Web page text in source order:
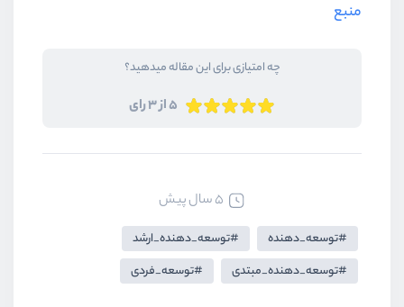
منبع
چه امتیازی برای این مقاله میدهید؟
5 از 3 رای
5 سال پیش
توسعه_دهنده
توسعه_دهنده_ارشد
توسعه_دهنده_مبتدی
توسعه_فردی